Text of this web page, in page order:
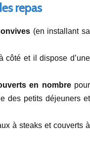
repas
(en installant sa
côté et il dispose d’une
en nombre pour
des petits déjeuners et
à steaks et couverts à